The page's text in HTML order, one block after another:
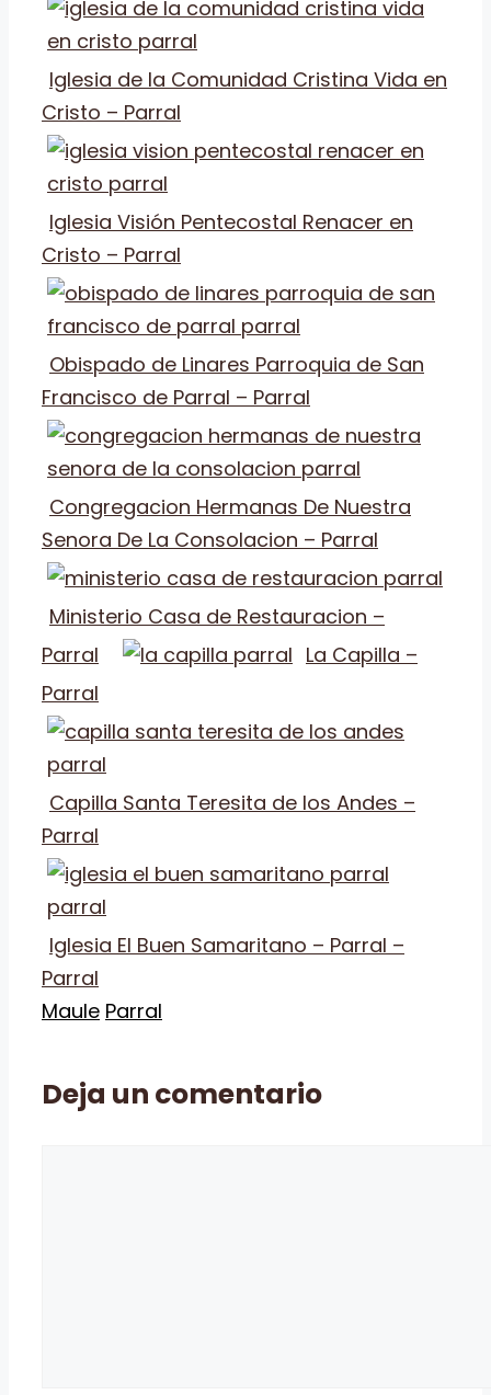
Iglesia de la Comunidad Cristina Vida en
Cristo – Parral
Iglesia Visión Pentecostal Renacer en
Cristo – Parral
Obispado de Linares Parroquia de San
Francisco de Parral – Parral
Congregacion Hermanas De Nuestra
Senora De La Consolacion – Parral
Ministerio Casa de Restauracion –
Parral
La Capilla –
Parral
Capilla Santa Teresita de los Andes –
Parral
Iglesia El Buen Samaritano – Parral –
Parral
Categorías
Maule Etiquetas
Parral
Deja un comentario